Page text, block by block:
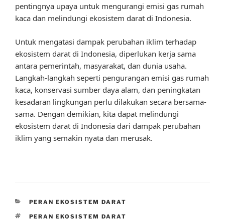
pentingnya upaya untuk mengurangi emisi gas rumah
kaca dan melindungi ekosistem darat di Indonesia.
Untuk mengatasi dampak perubahan iklim terhadap
ekosistem darat di Indonesia, diperlukan kerja sama
antara pemerintah, masyarakat, dan dunia usaha.
Langkah-langkah seperti pengurangan emisi gas rumah
kaca, konservasi sumber daya alam, dan peningkatan
kesadaran lingkungan perlu dilakukan secara bersama-
sama. Dengan demikian, kita dapat melindungi
ekosistem darat di Indonesia dari dampak perubahan
iklim yang semakin nyata dan merusak.
CATEGORIES
PERAN EKOSISTEM DARAT
TAGS
PERAN EKOSISTEM DARAT